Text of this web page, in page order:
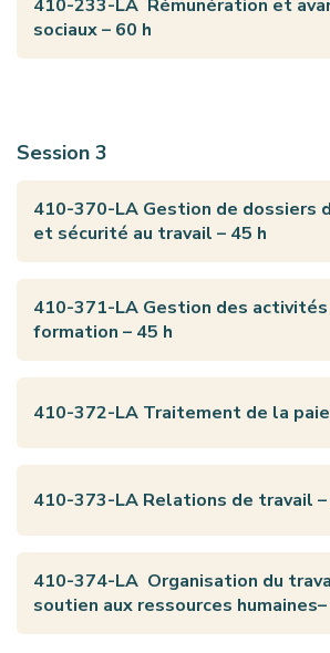
410-233-LA Rémunération et
sociaux – 60 h
Session 3
410-370-LA Gestion de dossiers
et sécurité au travail – 45 h
410-371-LA Gestion des
formation – 45 h
410-372-LA Traitement de la paie
410-373-LA Relations de travail –
410-374-LA Organisation du
soutien aux ressources humaines–